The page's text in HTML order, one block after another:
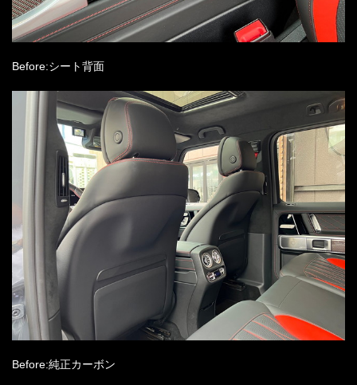
Before:シート背面
Before:純正カーボン